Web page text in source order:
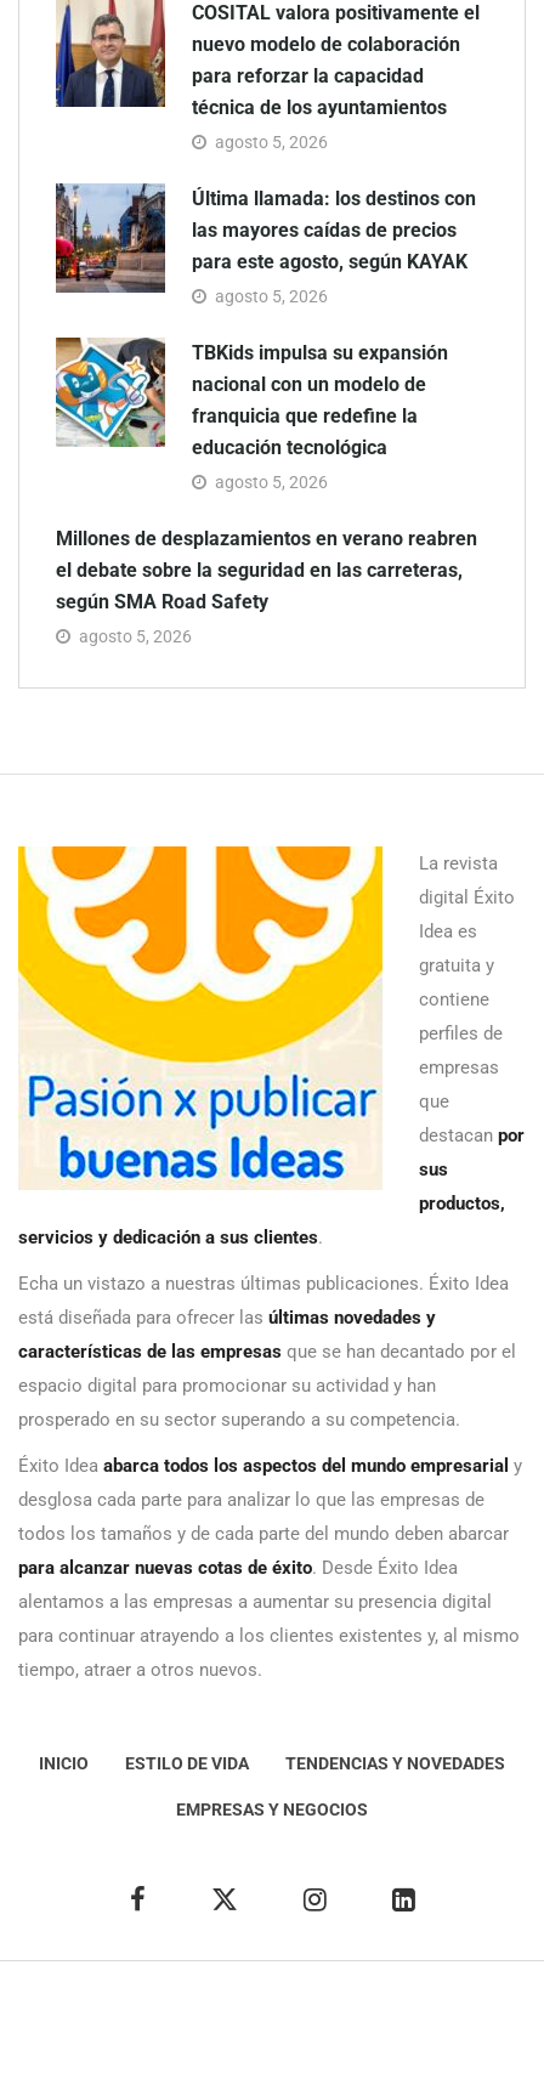
COSITAL valora positivamente el
nuevo modelo de colaboración
para reforzar la capacidad
técnica de los ayuntamientos
agosto 5, 2026
Última llamada: los destinos con
las mayores caídas de precios
para este agosto, según KAYAK
agosto 5, 2026
TBKids impulsa su expansión
nacional con un modelo de
franquicia que redefine la
educación tecnológica
agosto 5, 2026
Millones de desplazamientos en verano reabren
el debate sobre la seguridad en las carreteras,
según SMA Road Safety
agosto 5, 2026
La revista
digital Éxito
Idea es
gratuita y
contiene
perfiles de
empresas
que
destacan por
sus
productos,
servicios y dedicación a sus clientes.
Echa un vistazo a nuestras últimas publicaciones. Éxito Idea
está diseñada para ofrecer las últimas novedades y
características de las empresas que se han decantado por el
espacio digital para promocionar su actividad y han
prosperado en su sector superando a su competencia.
Éxito Idea abarca todos los aspectos del mundo empresarial y
desglosa cada parte para analizar lo que las empresas de
todos los tamaños y de cada parte del mundo deben abarcar
para alcanzar nuevas cotas de éxito. Desde Éxito Idea
alentamos a las empresas a aumentar su presencia digital
para continuar atrayendo a los clientes existentes y, al mismo
tiempo, atraer a otros nuevos.
INICIO ESTILO DE VIDA TENDENCIAS Y NOVEDADES
EMPRESAS Y NEGOCIOS